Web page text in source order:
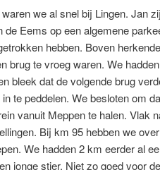
we al snel bij Lingen. Jan
Eems op een algemene
hebben. Boven
brug te vroeg waren. We
bleek dat de volgende brug
te peddelen. We besloten om
vanuit Meppen te halen. Vlak
Bij km 95 hebben we
We hadden 2 km eerder al
jonge stier. Niet zo goed voor